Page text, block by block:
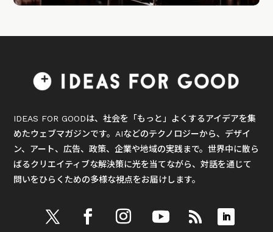
IDEAS FOR GOODは、社会を「もっと」よくするアイデアを集
めたウェブマガジンです。AIなどのテクノロジーから、デザイ
ン、アート、広告、政策、企業や地域の実践まで。世界中に散ら
ばるクリエイティブな解決策に光を当てながら、対話を通じて
問いをひらくための多様な視点をお届けします。